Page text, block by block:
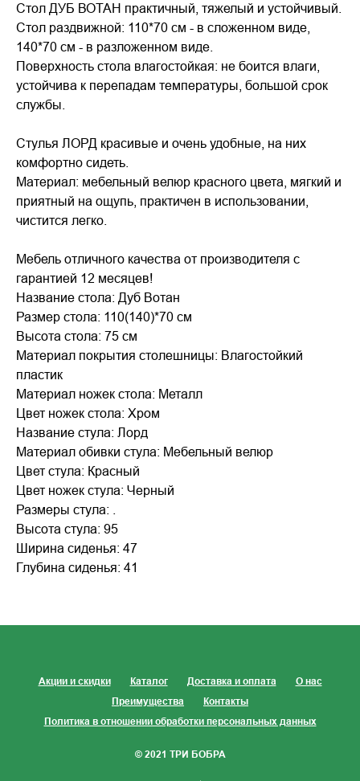
Стол ДУБ ВОТАН практичный, тяжелый и устойчивый.
Стол раздвижной: 110*70 см - в сложенном виде,
140*70 см - в разложенном виде.
Поверхность стола влагостойкая: не боится влаги,
устойчива к перепадам температуры, большой срок
службы.
Стулья ЛОРД красивые и очень удобные, на них
комфортно сидеть.
Материал: мебельный велюр красного цвета, мягкий и
приятный на ощупь, практичен в использовании,
чистится легко.
Мебель отличного качества от производителя с
гарантией 12 месяцев!
Название стола: Дуб Вотан
Размер стола: 110(140)*70 см
Высота стола: 75 см
Материал покрытия столешницы: Влагостойкий
пластик
Материал ножек стола: Металл
Цвет ножек стола: Хром
Название стула: Лорд
Материал обивки стула: Мебельный велюр
Цвет стула: Красный
Цвет ножек стула: Черный
Размеры стула: .
Высота стула: 95
Ширина сиденья: 47
Глубина сиденья: 41
Акции и скидки Каталог Доставка и оплата
О нас
Преимущества
Контакты
Политика в отношении обработки персональных данных
© 2021 ТРИ БОБРА